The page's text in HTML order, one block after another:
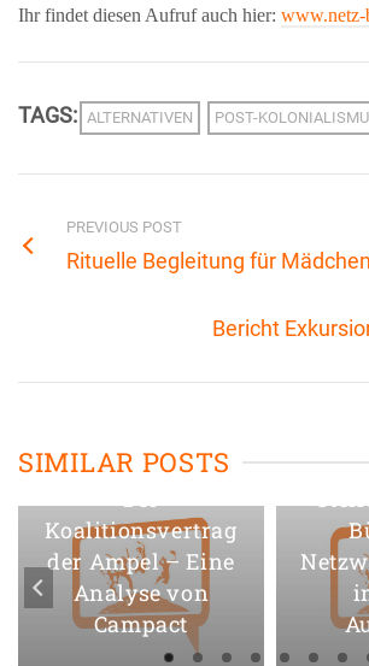
Ihr findet diesen Aufruf auch hier: www.netz-
TAGS: ALTERNATIVEN POST-
PREVIOUS POST
Rituelle Begleitung für Mädchen
Bericht
SIMILAR POSTS
Der
Koalitionsvertrag
der Ampel – Eine
Analyse von
Campact